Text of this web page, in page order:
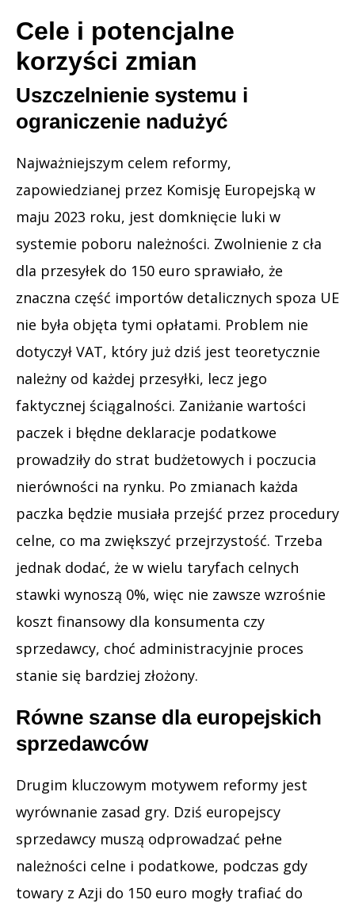
Cele i potencjalne
korzyści zmian
Uszczelnienie systemu i
ograniczenie nadużyć
Najważniejszym celem reformy,
zapowiedzianej przez Komisję Europejską w
maju 2023 roku, jest domknięcie luki w
systemie poboru należności. Zwolnienie z cła
dla przesyłek do 150 euro sprawiało, że
znaczna część importów detalicznych spoza UE
nie była objęta tymi opłatami. Problem nie
dotyczył VAT, który już dziś jest teoretycznie
należny od każdej przesyłki, lecz jego
faktycznej ściągalności. Zaniżanie wartości
paczek i błędne deklaracje podatkowe
prowadziły do strat budżetowych i poczucia
nierówności na rynku. Po zmianach każda
paczka będzie musiała przejść przez procedury
celne, co ma zwiększyć przejrzystość. Trzeba
jednak dodać, że w wielu taryfach celnych
stawki wynoszą 0%, więc nie zawsze wzrośnie
koszt finansowy dla konsumenta czy
sprzedawcy, choć administracyjnie proces
stanie się bardziej złożony.
Równe szanse dla europejskich
sprzedawców
Drugim kluczowym motywem reformy jest
wyrównanie zasad gry. Dziś europejscy
sprzedawcy muszą odprowadzać pełne
należności celne i podatkowe, podczas gdy
towary z Azji do 150 euro mogły trafiać do